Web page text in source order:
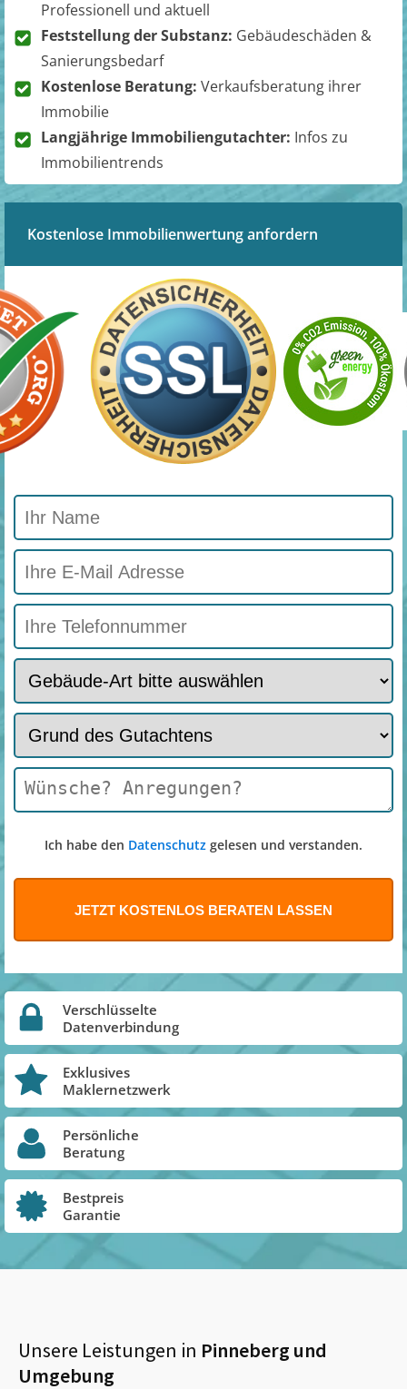
Professionell und aktuell
Feststellung der Substanz: Gebäudeschäden &
Sanierungsbedarf
Kostenlose Beratung: Verkaufsberatung ihrer
Immobilie
Langjährige Immobiliengutachter: Infos zu
Immobilientrends
Kostenlose Immobilienwertung anfordern
Ich habe den Datenschutz gelesen und verstanden.
Verschlüsselte
Datenverbindung
Exklusives
Maklernetzwerk
Persönliche
Beratung
Bestpreis
Garantie
Unsere Leistungen in Pinneberg und
Umgebung